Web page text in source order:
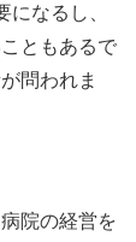
なるし、
ともあるで
問われま
院の経営を